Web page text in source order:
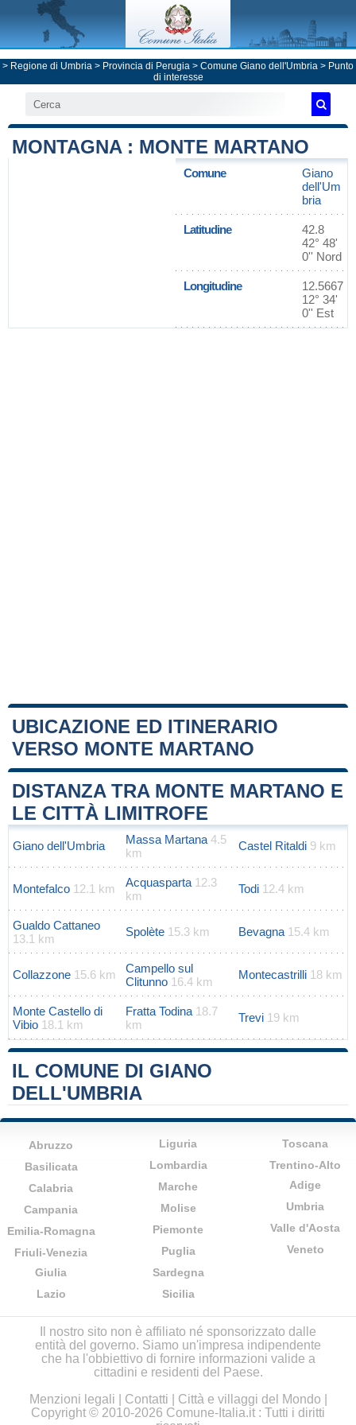
> Regione di Umbria > Provincia di Perugia > Comune Giano dell'Umbria > Punto
di interesse
MONTAGNA : MONTE MARTANO
Comune
Giano
dell'Um
bria
Latitudine
42.8
42° 48'
0'' Nord
Longitudine
12.5667
12° 34'
0'' Est
UBICAZIONE ED ITINERARIO
VERSO MONTE MARTANO
+
−
Leaflet|Map data ©OpenStreetMap
DISTANZA TRA MONTE MARTANO E
LE CITTÀ LIMITROFE
Giano dell'Umbria Massa Martana 4.5
km
Castel Ritaldi 9 km
Montefalco 12.1 km Acquasparta 12.3
km
Todi 12.4 km
Gualdo Cattaneo
13.1 km
Spolète 15.3 km Bevagna 15.4 km
Collazzone 15.6 km
Campello sul
Clitunno 16.4 km
Montecastrilli 18 km
Monte Castello di
Vibio 18.1 km
Fratta Todina 18.7
km
Trevi 19 km
IL COMUNE DI GIANO
DELL'UMBRIA
Abruzzo
Basilicata
Calabria
Campania
Emilia-Romagna
Friuli-Venezia
Giulia
Lazio
Liguria
Lombardia
Marche
Molise
Piemonte
Puglia
Sardegna
Sicilia
Toscana
Trentino-Alto
Adige
Umbria
Valle d'Aosta
Veneto
Il nostro sito non è affiliato né sponsorizzato dalle
entità del governo. Siamo un'impresa indipendente
che ha l'obbiettivo di fornire informazioni valide a
cittadini e residenti del Paese.
Menzioni legali
Contatti Città e villaggi del Mondo
Copyright © 2010-2026 Comune-Italia.it : Tutti i diritti